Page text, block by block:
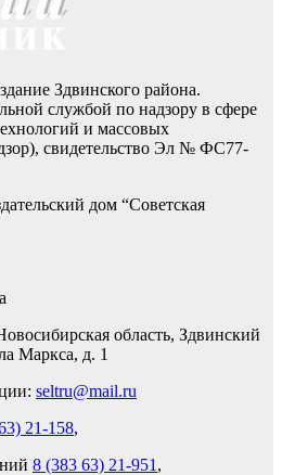
Здвинского района.
службой по надзору в сфере
и массовых
свидетельство Эл № ФС77-
дом “Советская
область, Здвинский
Маркса, д. 1
seltru@mail.ru
21-158,
8 (383 63) 21-951 ,